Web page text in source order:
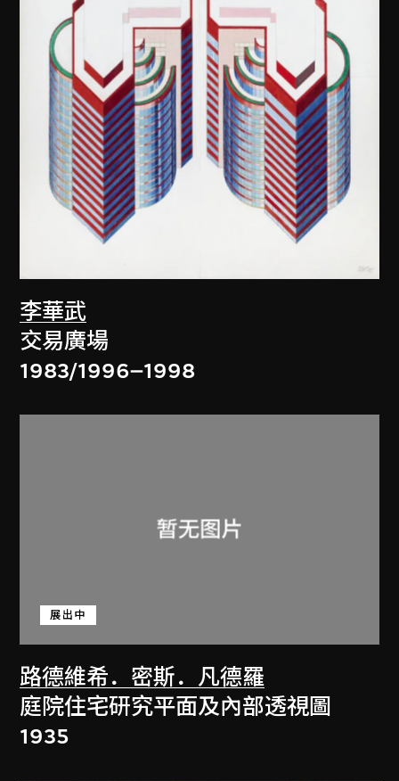
李華武
交易廣場
1983/1996–1998
路德維希．密斯．凡德羅
展出中
庭院住宅研究平面及內部透視圖
1935